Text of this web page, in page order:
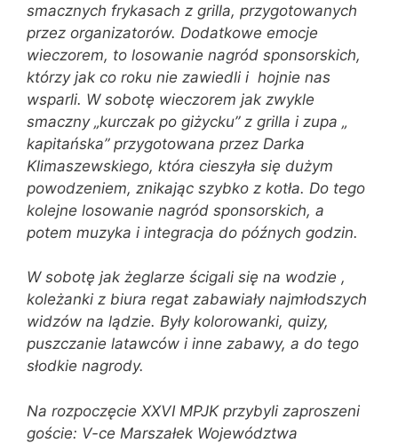
smacznych frykasach z grilla, przygotowanych
przez organizatorów. Dodatkowe emocje
wieczorem, to losowanie nagród sponsorskich,
którzy jak co roku nie zawiedli i hojnie nas
wsparli. W sobotę wieczorem jak zwykle
smaczny „kurczak po giżycku” z grilla i zupa „
kapitańska” przygotowana przez Darka
Klimaszewskiego, która cieszyła się dużym
powodzeniem, znikając szybko z kotła. Do tego
kolejne losowanie nagród sponsorskich, a
potem muzyka i integracja do późnych godzin.
W sobotę jak żeglarze ścigali się na wodzie ,
koleżanki z biura regat zabawiały najmłodszych
widzów na lądzie. Były kolorowanki, quizy,
puszczanie latawców i inne zabawy, a do tego
słodkie nagrody.
Na rozpoczęcie XXVI MPJK przybyli zaproszeni
goście: V-ce Marszałek Województwa